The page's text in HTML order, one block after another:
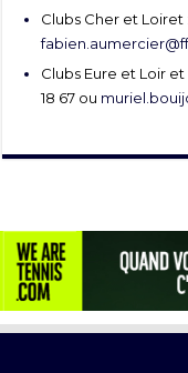
Clubs Cher et Loiret
Clubs Eure et Loir
18 67 ou